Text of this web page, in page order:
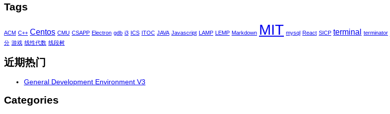
Tags
ACM C++ Centos CMU CSAPP Electron gdb i3 ICS ITOC JAVA Javascript LAMP LEMP Markdown MIT mysql React SICP terminal terminator
分 游戏 线性代数 线段树
近期热门
General Development Environment V3
Categories